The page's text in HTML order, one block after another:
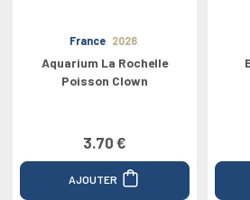
France 2026
Aquarium La Rochelle
Poisson Clown
3.70 €
AJOUTER